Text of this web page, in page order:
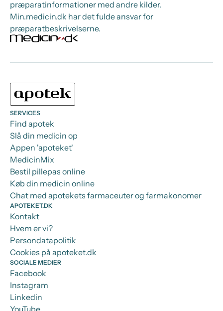
præparatinformationer med andre kilder.
Min.medicin.dk har det fulde ansvar for
præparatbeskrivelserne.
SERVICES
Find apotek
Slå din medicin op
Appen 'apoteket'
MedicinMix
Bestil pillepas online
Køb din medicin online
Chat med apotekets farmaceuter og farmakonomer
APOTEKET.DK
Kontakt
Hvem er vi?
Persondatapolitik
Cookies på apoteket.dk
SOCIALE MEDIER
Facebook
Instagram
Linkedin
YouTube